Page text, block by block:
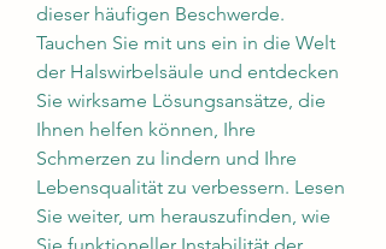
dieser häufigen Beschwerde.
Tauchen Sie mit uns ein in die Welt
der Halswirbelsäule und entdecken
Sie wirksame Lösungsansätze, die
Ihnen helfen können, Ihre
Schmerzen zu lindern und Ihre
Lebensqualität zu verbessern. Lesen
Sie weiter, um herauszufinden, wie